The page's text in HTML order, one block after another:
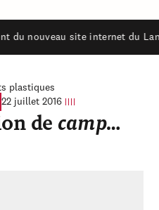
du nouveau site internet du
plastiques
22 juillet 2016
de camp…